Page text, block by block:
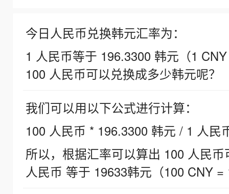
今日人民币兑换韩元汇率为：
1 人民币等于 196.3300 韩元（1
100 人民币可以兑换成多少韩元呢？
我们可以用以下公式进行计算：
100 人民币 * 196.3300 韩元 / 1 人民
所以，根据汇率可以算出 100 人民
人民币 等于 19633韩元（100 CNY =